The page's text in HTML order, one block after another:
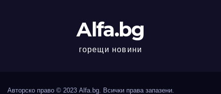
Alfa.bg
горещи новини
Авторско право © 2023 Alfa.bg. Всички права запазени.